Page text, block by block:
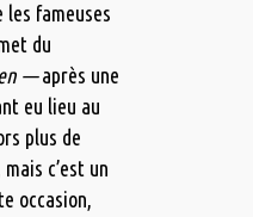
fameuses
du
—après une
eu lieu au
plus de
c’est un
occasion,